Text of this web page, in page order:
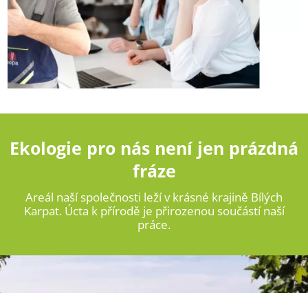
Ekologie pro nás není jen prázdná
fráze
Areál naší společnosti leží v krásné krajině Bílých
Karpat. Úcta k přírodě je přirozenou součástí naší
práce.